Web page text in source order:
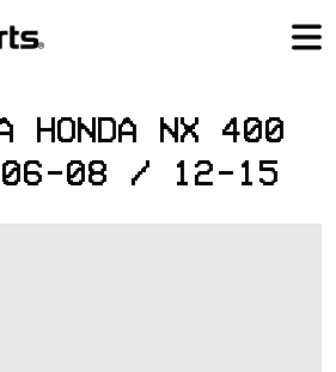
HONDA NX 400
06-08 / 12-15